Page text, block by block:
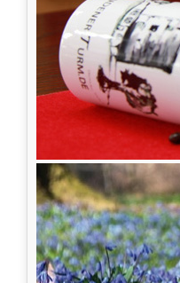
geworden,
kommen, die
SOS Animal
werden
komplett zu
Der Flohmarkt
können gerne
Wir freuen uns
herzlich Ihr